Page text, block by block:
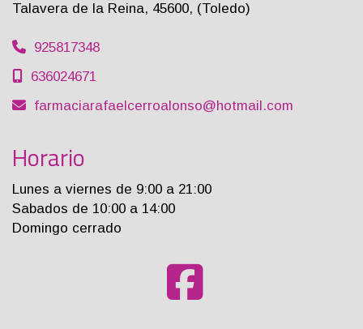
Talavera de la Reina, 45600, (Toledo)
925817348
636024671
farmaciarafaelcerroalonso
hotmail.com
Horario
Lunes a viernes de 9:00 a 21:00
Sabados de 10:00 a 14:00
Domingo cerrado